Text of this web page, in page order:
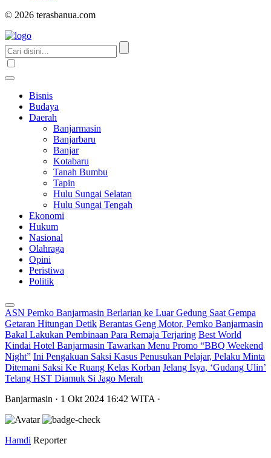
© 2026 terasbanua.com
Bisnis
Budaya
Daerah
Banjarmasin
Banjarbaru
Banjar
Kotabaru
Tanah Bumbu
Tapin
Hulu Sungai Selatan
Hulu Sungai Tengah
Ekonomi
Hukum
Nasional
Olahraga
Opini
Peristiwa
Politik
ASN Pemko Banjarmasin Berlarian ke Luar Gedung Saat Gempa
Getaran Hitungan Detik Berantas Geng Motor, Pemko Banjarmasin
Bakal Lakukan Pembinaan Para Remaja Terjaring Best World
Kindai Hotel Banjarmasin Tawarkan Menu Promo “BBQ Weekend
Night” Ini Pengakuan Saksi Kasus Penusukan Pelajar, Pelaku Minta
Ditemani Saksi Ke Ruang Kelas Korban Jelang Isya, ‘Gudang Ulin’
Telang HST Diamuk Si Jago Merah
Banjarmasin · 1 Okt 2024 16:42 WITA ·
Hamdi Reporter